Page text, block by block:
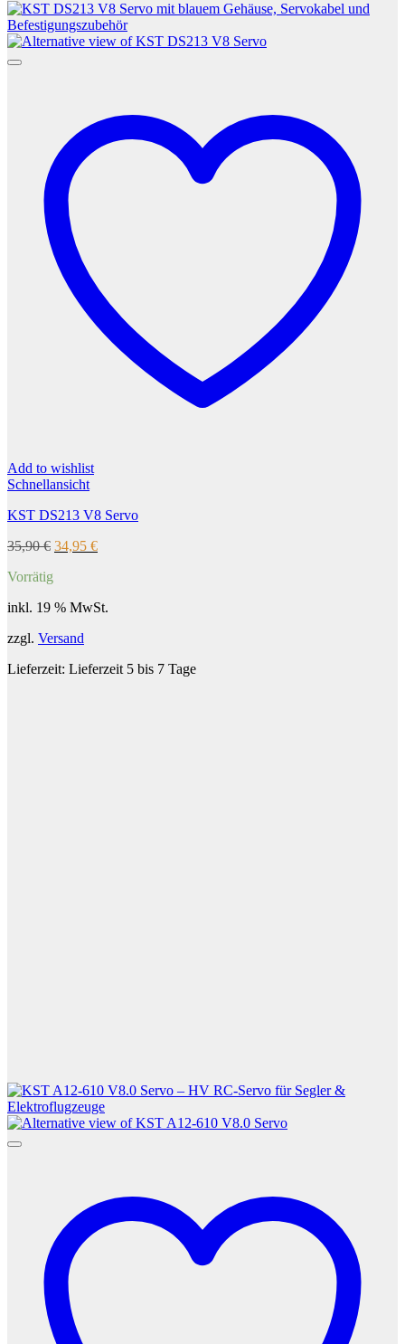
Add to wishlist
Schnellansicht
KST DS213 V8 Servo
35,90€ Ursprünglicher
34,95 €Aktueller
Vorrätig
inkl. 19 % MwSt.
zzgl. Versand
Lieferzeit: Lieferzeit 5 bis 7 Tage